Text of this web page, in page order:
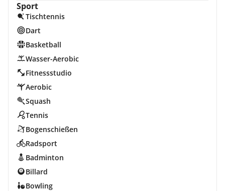
Sport
Tischtennis
Dart
Basketball
Wasser-Aerobic
Fitnessstudio
Aerobic
Squash
Tennis
Bogenschießen
Radsport
Badminton
Billard
Bowling